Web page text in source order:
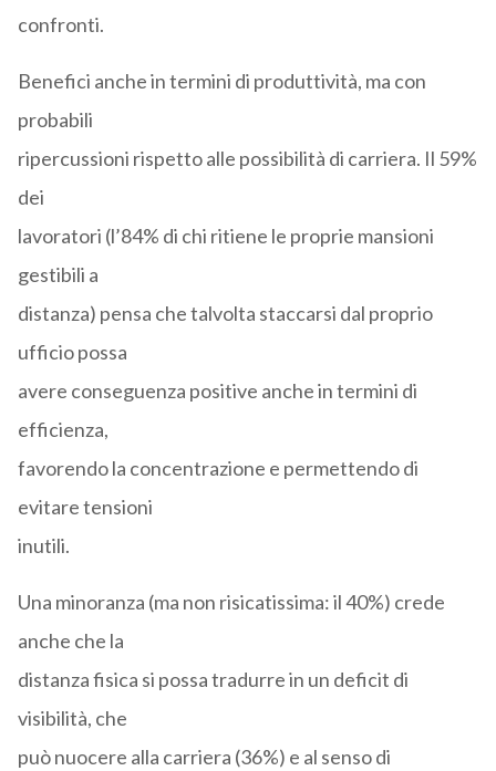
confronti.
Benefici anche in termini di produttività, ma con
probabili
ripercussioni rispetto alle possibilità di carriera. Il 59%
dei
lavoratori (l’84% di chi ritiene le proprie mansioni
gestibili a
distanza) pensa che talvolta staccarsi dal proprio
ufficio possa
avere conseguenza positive anche in termini di
efficienza,
favorendo la concentrazione e permettendo di
evitare tensioni
inutili.
Una minoranza (ma non risicatissima: il 40%) crede
anche che la
distanza fisica si possa tradurre in un deficit di
visibilità, che
può nuocere alla carriera (36%) e al senso di